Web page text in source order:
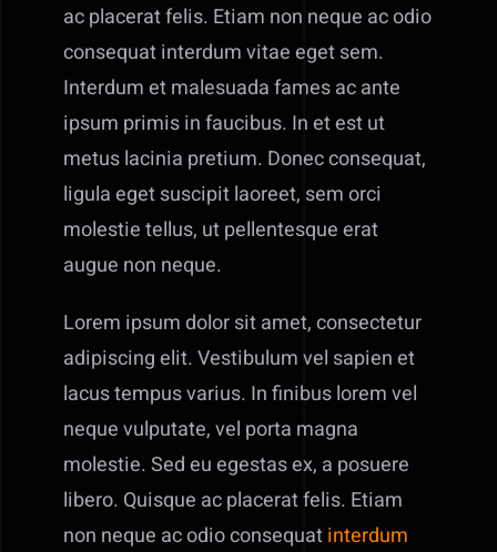
ac placerat felis. Etiam non neque ac odio
consequat interdum vitae eget sem.
Interdum et malesuada fames ac ante
ipsum primis in faucibus. In et est ut
metus lacinia pretium. Donec consequat,
ligula eget suscipit laoreet, sem orci
molestie tellus, ut pellentesque erat
augue non neque.
Lorem ipsum dolor sit amet, consectetur
adipiscing elit. Vestibulum vel sapien et
lacus tempus varius. In finibus lorem vel
neque vulputate, vel porta magna
molestie. Sed eu egestas ex, a posuere
libero. Quisque ac placerat felis. Etiam
non neque ac odio consequatinterdum